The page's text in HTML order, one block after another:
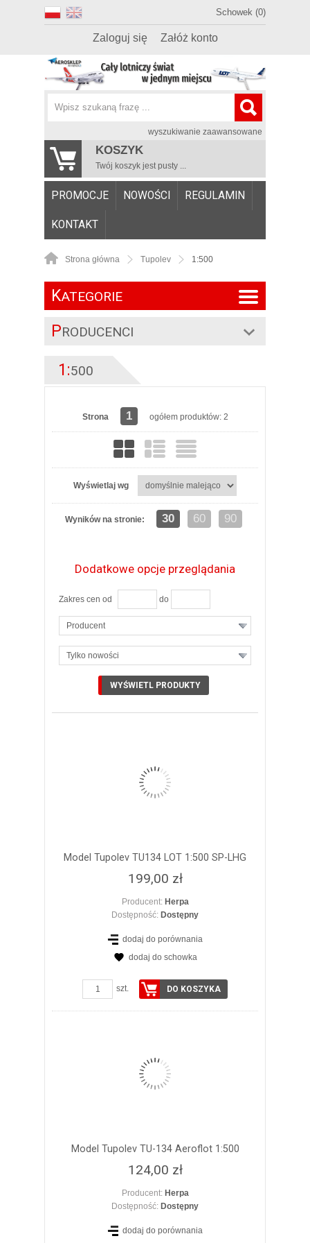
Schowek (0)
Zaloguj się Załóż konto
wyszukiwanie zaawansowane
KOSZYK
Twój koszyk jest pusty ...
PROMOCJE NOWOŚCI REGULAMIN
KONTAKT
Strona główna Tupolev 1:500
KATEGORIE
PRODUCENCI
1:500
Strona 1 ogółem produktów: 2
Wyświetlaj wg
Wyników na stronie: 30 60 90
Dodatkowe opcje przeglądania
Zakres cen od do
Producent
Tylko nowości
ZOBACZ SZCZEGÓŁY
Model Tupolev TU134 LOT 1:500 SP-LHG
199,00 zł
Producent: Herpa
Dostępność: Dostępny
dodaj do porównania
dodaj do schowka
szt. DO KOSZYKA
Model Tupolev TU-134 Aeroflot 1:500
124,00 zł
Producent: Herpa
Dostępność: Dostępny
dodaj do porównania